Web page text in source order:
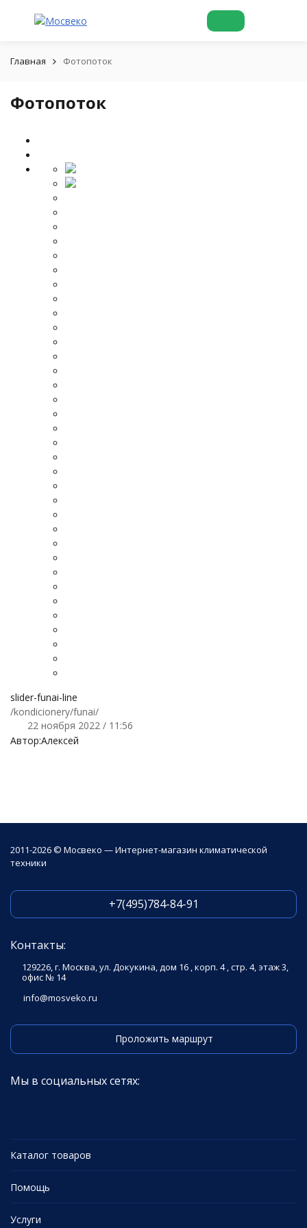
Главная Фотопоток
Фотопоток
slider-funai-line
/kondicionery/funai/
22 ноября 2022 / 11:56
Автор:Алексей
2011-2026 © Мосвеко — Интернет-магазин климатической
техники
+7(495)784-84-91
Контакты:
129226, г. Москва, ул. Докукина, дом 16 , корп. 4 , стр. 4, этаж 3,
офис № 14
info@mosveko.ru
Проложить маршрут
Мы в социальных сетях:
Каталог товаров
Помощь
Услуги